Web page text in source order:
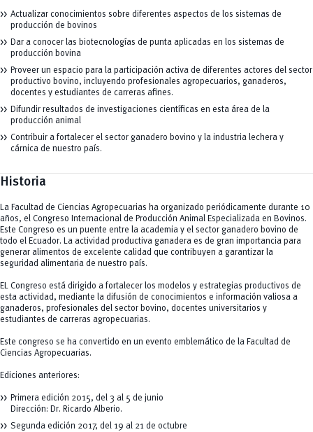
Actualizar conocimientos sobre diferentes aspectos de los sistemas de
producción de bovinos
Dar a conocer las biotecnologías de punta aplicadas en los sistemas de
producción bovina
Proveer un espacio para la participación activa de diferentes actores del sector
productivo bovino, incluyendo profesionales agropecuarios, ganaderos,
docentes y estudiantes de carreras afines.
Difundir resultados de investigaciones científicas en esta área de la
producción animal
Contribuir a fortalecer el sector ganadero bovino y la industria lechera y
cárnica de nuestro país.
Historia
La Facultad de Ciencias Agropecuarias ha organizado periódicamente durante 10
años, el Congreso Internacional de Producción Animal Especializada en Bovinos.
Este Congreso es un puente entre la academia y el sector ganadero bovino de
todo el Ecuador. La actividad productiva ganadera es de gran importancia para
generar alimentos de excelente calidad que contribuyen a garantizar la
seguridad alimentaria de nuestro país.
EL Congreso está dirigido a fortalecer los modelos y estrategias productivos de
esta actividad, mediante la difusión de conocimientos e información valiosa a
ganaderos, profesionales del sector bovino, docentes universitarios y
estudiantes de carreras agropecuarias.
Este congreso se ha convertido en un evento emblemático de la Facultad de
Ciencias Agropecuarias.
Ediciones anteriores:
Primera edición 2015, del 3 al 5 de junio
Dirección: Dr. Ricardo Alberio.
Segunda edición 2017, del 19 al 21 de octubre